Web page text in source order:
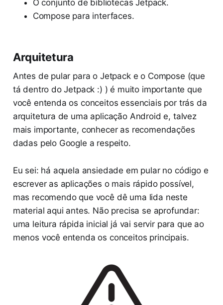
O conjunto de bibliotecas Jetpack.
Compose para interfaces.
Arquitetura
Antes de pular para o Jetpack e o Compose (que
tá dentro do Jetpack :) ) é muito importante que
você entenda os conceitos essenciais por trás da
arquitetura de uma aplicação Android e, talvez
mais importante, conhecer as recomendações
dadas pelo Google a respeito.
Eu sei: há aquela ansiedade em pular no código e
escrever as aplicações o mais rápido possível,
mas recomendo que você dê uma lida neste
material aqui antes. Não precisa se aprofundar:
uma leitura rápida inicial já vai servir para que ao
menos você entenda os conceitos principais.